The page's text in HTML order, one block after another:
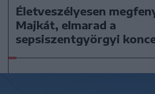
Életveszélyesen
Majkát, elmarad a
sepsiszentgyörgyi